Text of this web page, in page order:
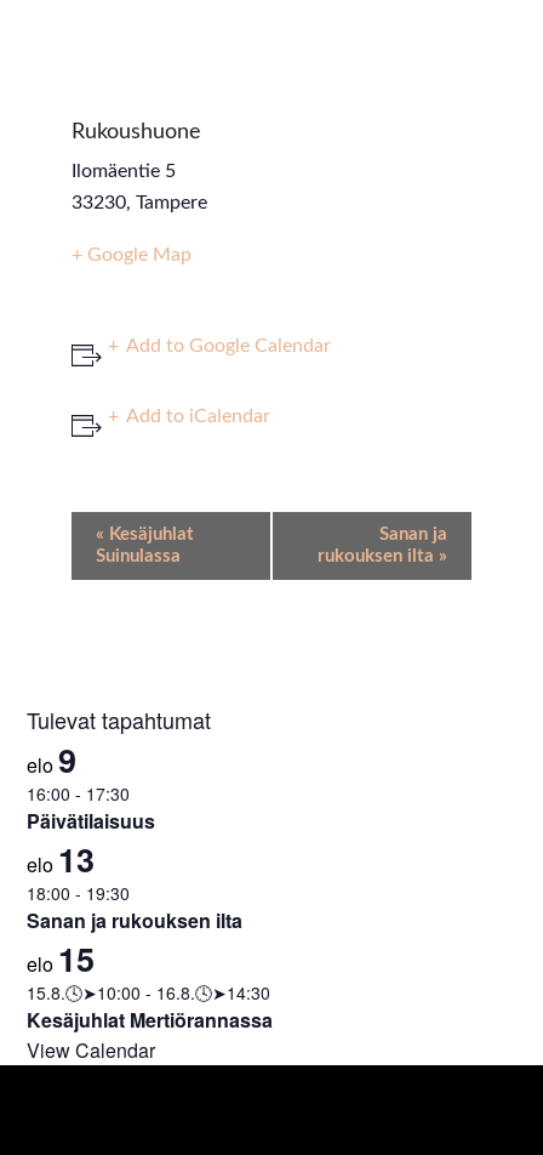
Rukoushuone
Ilomäentie 5
33230, Tampere
+ Google Map
Add to Google Calendar
Add to iCalendar
Event
Navigation
« Kesäjuhlat
Suinulassa
Sanan ja
rukouksen ilta »
Tulevat tapahtumat
elo9
16:00 - 17:30
Päivätilaisuus
elo 13
18:00 - 19:30
Sanan ja rukouksen ilta
elo 15
15.8.🕓➤10:00 - 16.8.🕓➤14:30
Kesäjuhlat Mertiörannassa
View Calendar